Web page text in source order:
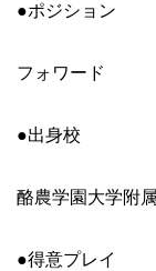
●ポジション
フォワード
●出身校
酪農学園大学附
●得意プレイ